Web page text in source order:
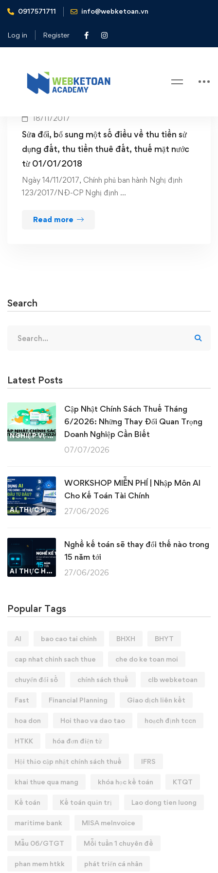
0917571711 info@webketoan.vn
Log in Register
Home thu tiền thuê đất
Tag: thu tiền thuê đất
18/11/2017
Sửa đổi, bổ sung một số điều về thu tiền sử
dụng đất, thu tiền thuê đất, thuế mặt nước
từ 01/01/2018
Ngày 14/11/2017, Chính phủ ban hành Nghị định
123/2017/NĐ-CP Nghị định …
Read more
Search
for:
Latest Posts
NGHIỆP VỤ KẾ TOÁN & THUẾ
Cập Nhật Chính Sách Thuế Tháng
6/2026: Những Thay Đổi Quan Trọng
Doanh Nghiệp Cần Biết
07/07/2026
AI THỰC HÀNH
WORKSHOP MIỄN PHÍ | Nhập Môn AI
Cho Kế Toán Tài Chính
27/06/2026
AI THỰC HÀNH
Nghề kế toán sẽ thay đổi thế nào trong
15 năm tới
27/06/2026
Popular Tags
AI bao cao tai chinh BHXH BHYT
cap nhat chinh sach thue che do ke toan moi
chuyển đổi số chính sách thuế clb webketoan
Fast Financial Planning Giao dịch liên kết
hoa don Hoi thao va dao tao hoạch định tccn
HTKK hóa đơn điện tử
Hội thảo cập nhật chính sách thuế IFRS
khai thue qua mang khóa học kế toán KTQT
Kế toán Kế toán quản trị Lao dong tien luong
maritime bank MISA meInvoice
Mẫu 06/GTGT Mỗi tuần 1 chuyên đề
phan mem htkk phát triển cá nhân